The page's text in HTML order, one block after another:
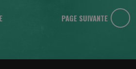
PAGE SUIVANTE